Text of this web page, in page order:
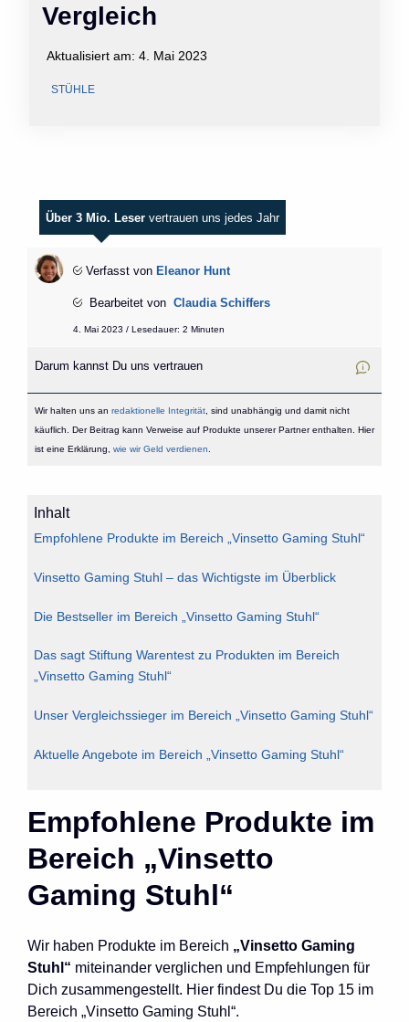
Vergleich
Aktualisiert am: 4. Mai 2023
STÜHLE
Über 3 Mio. Leser vertrauen uns jedes Jahr
Verfasst von Eleanor Hunt
Bearbeitet von Claudia Schiffers
4. Mai 2023 / Lesedauer: 2 Minuten
Darum kannst Du uns vertrauen
Wir halten uns an redaktionelle Integrität, sind unabhängig und damit nicht
käuflich. Der Beitrag kann Verweise auf Produkte unserer Partner enthalten. Hier
ist eine Erklärung, wie wir Geld verdienen
Inhalt
Empfohlene Produkte im Bereich „Vinsetto Gaming Stuhl“
Vinsetto Gaming Stuhl – das Wichtigste im Überblick
Die Bestseller im Bereich „Vinsetto Gaming Stuhl“
Das sagt Stiftung Warentest zu Produkten im Bereich
„Vinsetto Gaming Stuhl“
Unser Vergleichssieger im Bereich „Vinsetto Gaming Stuhl“
Aktuelle Angebote im Bereich „Vinsetto Gaming Stuhl“
Empfohlene Produkte im
Bereich „Vinsetto
Gaming Stuhl“
Wir haben Produkte im Bereich „Vinsetto Gaming
Stuhl“ miteinander verglichen und Empfehlungen für
Dich zusammengestellt. Hier findest Du die Top 15 im
Bereich „Vinsetto Gaming Stuhl“.